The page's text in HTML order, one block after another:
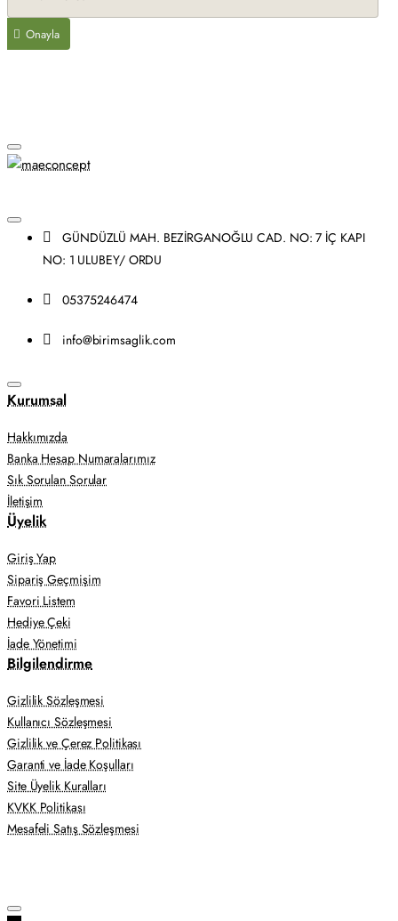
Onayla
GÜNDÜZLÜ MAH. BEZİRGANOĞLU CAD. NO: 7 İÇ KAPI
NO: 1 ULUBEY/ ORDU
05375246474
info@birimsaglik.com
Kurumsal
Hakkımızda
Banka Hesap Numaralarımız
Sık Sorulan Sorular
İletişim
Üyelik
Giriş Yap
Sipariş Geçmişim
Favori Listem
Hediye Çeki
İade Yönetimi
Bilgilendirme
Gizlilik Sözleşmesi
Kullanıcı Sözleşmesi
Gizlilik ve Çerez Politikası
Garanti ve İade Koşulları
Site Üyelik Kuralları
KVKK Politikası
Mesafeli Satış Sözleşmesi